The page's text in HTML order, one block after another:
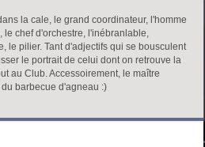
la cale, le grand coordinateur, l'homme
le chef d'orchestre, l'inébranlable,
le pilier. Tant d'adjectifs qui se bousculent
le portrait de celui dont on retrouve la
au Club. Accessoirement, le maître
barbecue d'agneau :)